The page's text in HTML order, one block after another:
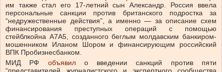
им также стал его 17-летний сын Александр. Россия ввела
персональные санкции против британского подростка за
“недружественные действия”, а именно — за описание схем
финансирования преступных операций с помощью
стейблкойна А7А5, созданного беглым молдавским банкиром-
мошенником Иланом Шором и финансирующим российский
ВПК Пробизнесбанком.
МИД РФ объявило введении санкций против пяти